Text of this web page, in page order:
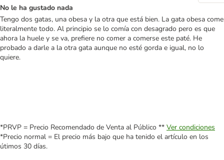
No le ha gustado nada
Tengo dos gatas, una obesa y la otra que está bien. La gata obesa come
literalmente todo. Al principio se lo comía con desagrado pero es que
ahora la huele y se va, prefiere no comer a comerse este paté. He
probado a darle a la otra gata aunque no esté gorda e igual, no lo
quiere.
*PRVP = Precio Recomendado de Venta al Público ** Ver condiciones
*Precio normal = El precio más bajo que ha tenido el artículo en los
útimos 30 días.